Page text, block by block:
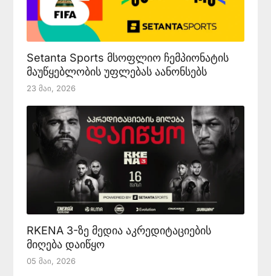
Setanta Sports მსოფლიო ჩემპიონატის
მაუწყებლობის უფლებას აანონსებს
23 Მაი, 2026
RKENA 3-ზე მედია აკრედიტაციების
მიღება დაიწყო
05 Მაი, 2026